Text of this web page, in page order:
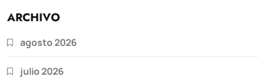
ARCHIVO
agosto 2026
julio 2026